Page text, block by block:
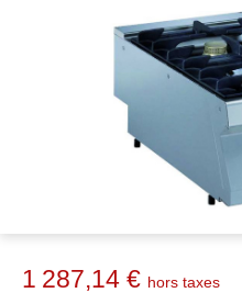
1 287,14 € hors taxes